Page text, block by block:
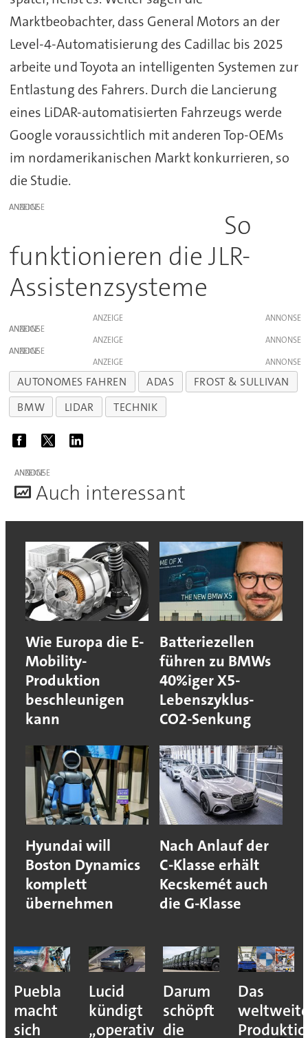
Marktbeobachter, dass General Motors an der
Level-4-Automatisierung des Cadillac bis 2025
arbeite und Toyota an intelligenten Systemen zur
Entlastung des Fahrers. Durch die Lancierung
eines LiDAR-automatisierten Fahrzeugs werde
Google voraussichtlich mit anderen Top-OEMs
im nordamerikanischen Markt konkurrieren, so
die Studie.
ANZEIGE
So
funktionieren die JLR-
Assistenzsysteme
ANZEIGE
ANZEIGE
ANZEIGE
ANZEIGE
ANZEIGE
AUTONOMES FAHREN ADAS
FROST & SULLIVAN
BMW
LIDAR TECHNIK
ANZEIGE
Auch interessant
Wie Europa die E-
Mobility-
Produktion
beschleunigen
kann
Batteriezellen
führen zu BMWs
40%iger X5-
Lebenszyklus-
CO2-Senkung
Hyundai will
Boston Dynamics
komplett
übernehmen
Nach Anlauf der
C-Klasse erhält
Kecskemét auch
die G-Klasse
Puebla
macht
sich
Lucid
kündigt
„operativen
Darum
schöpft
die
Das